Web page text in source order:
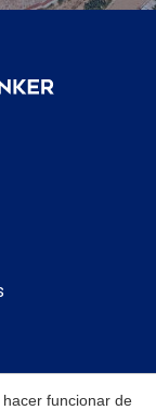
funcionar de
todas